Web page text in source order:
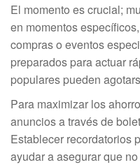
El momento es crucial;
en momentos
compras o eventos
preparados para actuar
populares pueden
Para maximizar los
anuncios a través de
Establecer recordatorios
ayudar a asegurar que